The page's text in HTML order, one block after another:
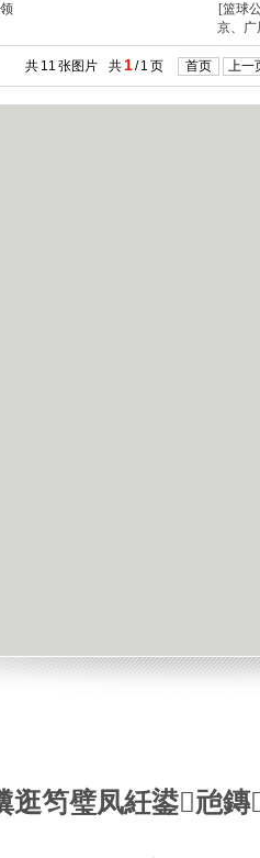
[篮球
京、广
共 11 张图片 共 1/ 1 页 首页 上一
逛笉璧凤紝鍙兘